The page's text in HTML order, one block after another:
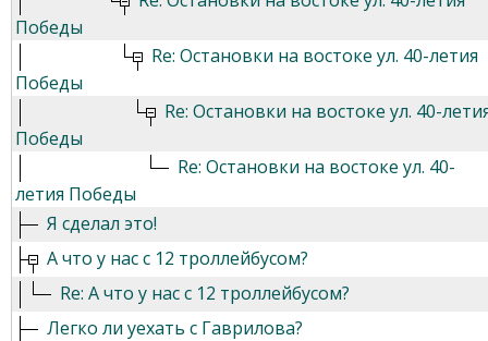
Победы
Re: Остановки на востоке ул. 40-летия
Победы
Re: Остановки на востоке ул. 40-
Победы
Re: Остановки на востоке ул. 40-
летия Победы
Я сделал это!
А что у нас с 12 троллейбусом?
Re: А что у нас с 12 троллейбусом?
Легко ли уехать с Гаврилова?